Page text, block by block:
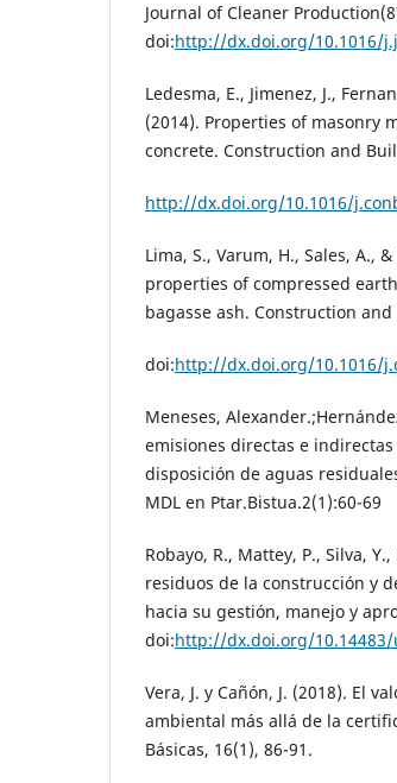
Journal of Cleaner
doi:http://dx.doi.org/10.1016/
Ledesma, E., Jimenez, J.,
(2014). Properties of masonry
concrete. Construction and
http://dx.doi.org/10.1016/
Lima, S., Varum, H., Sales, A.,
properties of compressed
bagasse ash. Construction
doi:http://dx.doi.org/10.1016/
Meneses,
emisiones directas e
disposición de aguas
MDL en Ptar.Bistua.2(1):60-69
Robayo, R., Mattey, P., Silva,
residuos de la construcción y
hacia su gestión, manejo y
doi:http://dx.doi.org/
Vera, J. y Cañón, J. (2018). El
ambiental más allá de la
Básicas, 16(1), 86-91.